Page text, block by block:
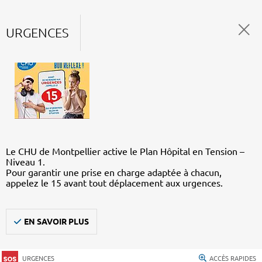
URGENCES
Le CHU de Montpellier active le Plan Hôpital en Tension –
Niveau 1.
Pour garantir une prise en charge adaptée à chacun,
appelez le 15 avant tout déplacement aux urgences.
EN SAVOIR PLUS
URGENCES ACCÈS RAPIDES